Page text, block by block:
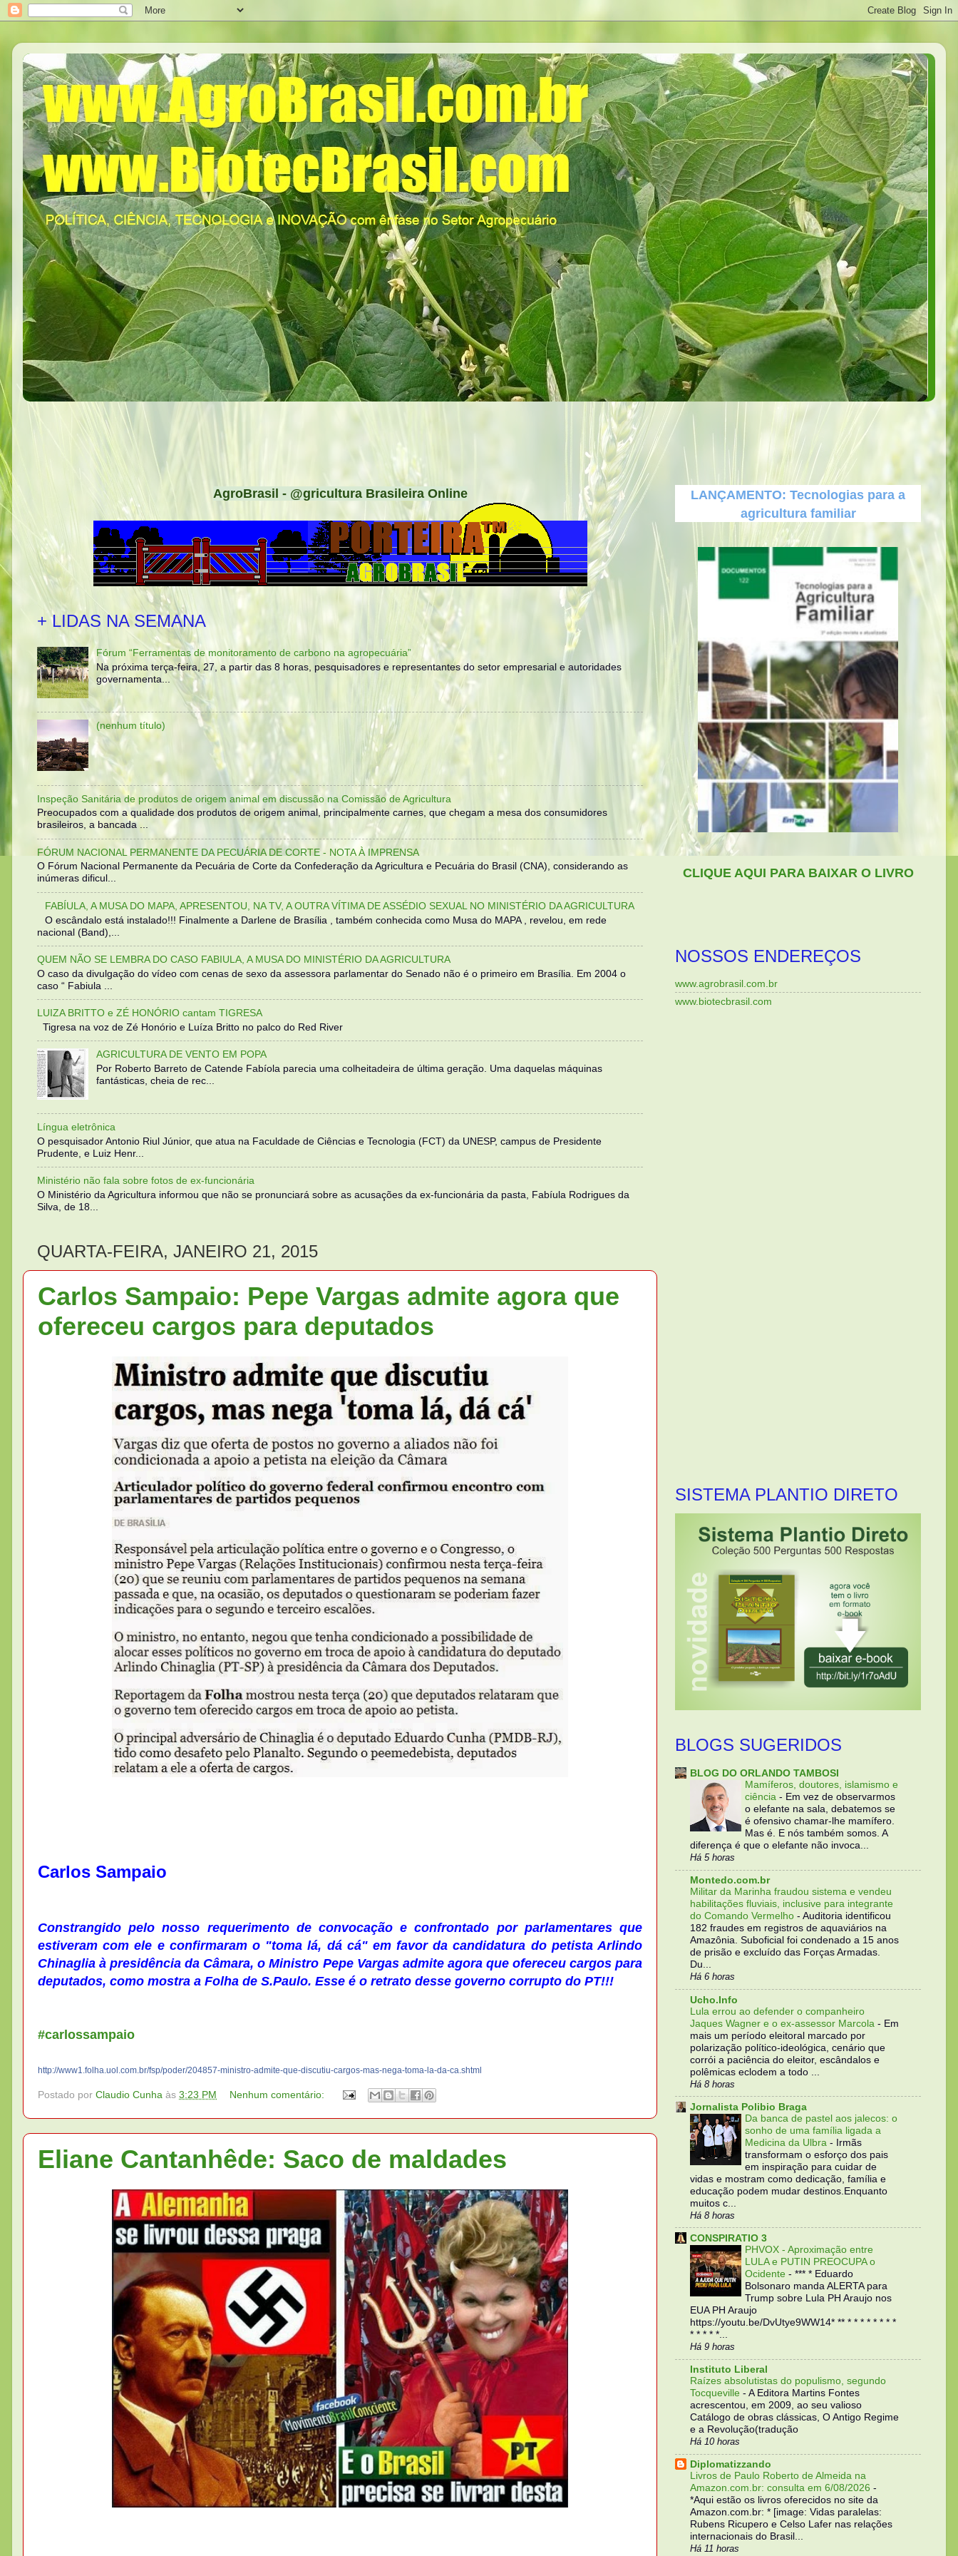
AgroBrasil - @gricultura Brasileira Online
+ LIDAS NA SEMANA
Fórum “Ferramentas de monitoramento de carbono na agropecuária”
Na próxima terça-feira, 27, a partir das 8 horas, pesquisadores e representantes do setor empresarial e autoridades
governamenta...
(nenhum título)
Inspeção Sanitária de produtos de origem animal em discussão na Comissão de Agricultura
Preocupados com a qualidade dos produtos de origem animal, principalmente carnes, que chegam a mesa dos consumidores
brasileiros, a bancada ...
FÓRUM NACIONAL PERMANENTE DA PECUÁRIA DE CORTE - NOTA À IMPRENSA
O Fórum Nacional Permanente da Pecuária de Corte da Confederação da Agricultura e Pecuária do Brasil (CNA), considerando as
inúmeras dificul...
FABÍULA, A MUSA DO MAPA, APRESENTOU, NA TV, A OUTRA VÍTIMA DE ASSÉDIO SEXUAL NO MINISTÉRIO DA AGRICULTURA
O escândalo está instalado!!! Finalmente a Darlene de Brasília , também conhecida como Musa do MAPA , revelou, em rede
nacional (Band),...
QUEM NÃO SE LEMBRA DO CASO FABIULA, A MUSA DO MINISTÉRIO DA AGRICULTURA
O caso da divulgação do vídeo com cenas de sexo da assessora parlamentar do Senado não é o primeiro em Brasília. Em 2004 o
caso “ Fabiula ...
LUIZA BRITTO e ZÉ HONÓRIO cantam TIGRESA
Tigresa na voz de Zé Honório e Luíza Britto no palco do Red River
AGRICULTURA DE VENTO EM POPA
Por Roberto Barreto de Catende Fabíola parecia uma colheitadeira de última geração. Uma daquelas máquinas
fantásticas, cheia de rec...
Língua eletrônica
O pesquisador Antonio Riul Júnior, que atua na Faculdade de Ciências e Tecnologia (FCT) da UNESP, campus de Presidente
Prudente, e Luiz Henr...
Ministério não fala sobre fotos de ex-funcionária
O Ministério da Agricultura informou que não se pronunciará sobre as acusações da ex-funcionária da pasta, Fabíula Rodrigues da
Silva, de 18...
QUARTA-FEIRA, JANEIRO 21, 2015
Carlos Sampaio: Pepe Vargas admite agora que
ofereceu cargos para deputados
Carlos Sampaio
Constrangido pelo nosso requerimento de convocação e confrontado por parlamentares que
estiveram com ele e confirmaram o "toma lá, dá cá" em favor da candidatura do petista Arlindo
Chinaglia à presidência da Câmara, o Ministro Pepe Vargas admite agora que ofereceu cargos para
deputados, como mostra a Folha de S.Paulo. Esse é o retrato desse governo corrupto do PT!!!
#carlossampaio
http://www1.folha.uol.com.br/fsp/poder/204857-ministro-admite-que-discutiu-cargos-mas-nega-toma-la-da-ca.shtml
Postado por Claudio Cunha às 3:23 PM Nenhum comentário:
Eliane Cantanhêde: Saco de maldades
LANÇAMENTO: Tecnologias para a
agricultura familiar
CLIQUE AQUI PARA BAIXAR O LIVRO
NOSSOS ENDEREÇOS
www.agrobrasil.com.br
www.biotecbrasil.com
SISTEMA PLANTIO DIRETO
BLOGS SUGERIDOS
BLOG DO ORLANDO TAMBOSI
Mamíferos, doutores, islamismo e
ciência - Em vez de observarmos
o elefante na sala, debatemos se
é ofensivo chamar-lhe mamífero.
Mas é. E nós também somos. A
diferença é que o elefante não invoca...
Há 5 horas
Montedo.com.br
Militar da Marinha fraudou sistema e vendeu
habilitações fluviais, inclusive para integrante
do Comando Vermelho - Auditoria identificou
182 fraudes em registros de aquaviários na
Amazônia. Suboficial foi condenado a 15 anos
de prisão e excluído das Forças Armadas.
Du...
Há 6 horas
Ucho.Info
Lula errou ao defender o companheiro
Jaques Wagner e o ex-assessor Marcola - Em
mais um período eleitoral marcado por
polarização político-ideológica, cenário que
corrói a paciência do eleitor, escândalos e
polêmicas eclodem a todo ...
Há 8 horas
Jornalista Polibio Braga
Da banca de pastel aos jalecos: o
sonho de uma família ligada a
Medicina da Ulbra - Irmãs
transformam o esforço dos pais
em inspiração para cuidar de
vidas e mostram como dedicação, família e
educação podem mudar destinos.Enquanto
muitos c...
Há 8 horas
CONSPIRATIO 3
PHVOX - Aproximação entre
LULA e PUTIN PREOCUPA o
Ocidente - *** * Eduardo
Bolsonaro manda ALERTA para
Trump sobre Lula PH Araujo nos
EUA PH Araujo
https://youtu.be/DvUtye9WW14* ** * * * * * * * *
* * * * *...
Há 9 horas
Instituto Liberal
Raízes absolutistas do populismo, segundo
Tocqueville - A Editora Martins Fontes
acrescentou, em 2009, ao seu valioso
Catálogo de obras clássicas, O Antigo Regime
e a Revolução(tradução
Há 10 horas
Diplomatizzando
Livros de Paulo Roberto de Almeida na
Amazon.com.br: consulta em 6/08/2026 -
*Aqui estão os livros oferecidos no site da
Amazon.com.br: * [image: Vidas paralelas:
Rubens Ricupero e Celso Lafer nas relações
internacionais do Brasil...
Há 11 horas